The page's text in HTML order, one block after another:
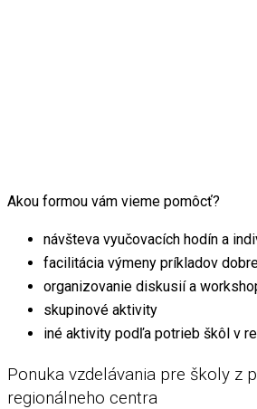
Akou formou vám vieme pomôcť?
návšteva vyučovacích hodín a
facilitácia výmeny príkladov
organizovanie diskusií a
skupinové aktivity
iné aktivity podľa potrieb škôl v
Ponuka vzdelávania pre školy z
regionálneho centra